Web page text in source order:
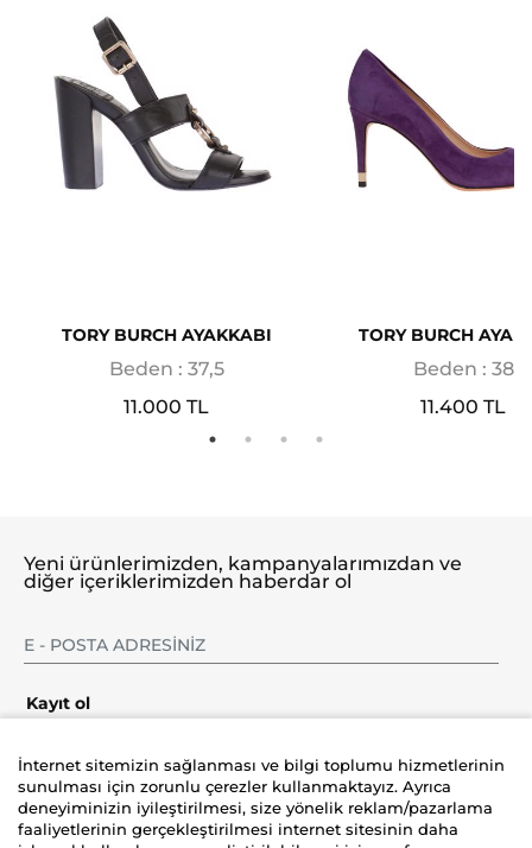
TORY BURCH AYAKKABI
Beden : 37,5
11.000 TL
TORY BURCH
Beden : 38
11.400 TL
Şirket
Yeni ürünlerimizden, kampanyalarımızdan ve
diğer içeriklerimizden haberdar ol
Kayıt ol
İnternet sitemizin sağlanması ve bilgi toplumu hizmetlerinin
sunulması için zorunlu çerezler kullanmaktayız. Ayrıca
deneyiminizin iyileştirilmesi, size yönelik reklam/pazarlama
faaliyetlerinin gerçekleştirilmesi internet sitesinin daha